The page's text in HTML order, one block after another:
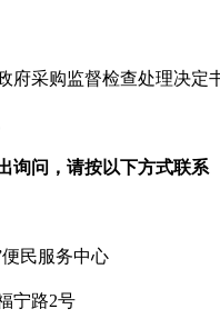
采购监督检查处理决定
询问，请按以下方式联系
便民服务中心
宁路2号